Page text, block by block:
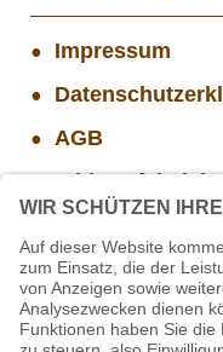
Impressum
AGB
Aktuelle